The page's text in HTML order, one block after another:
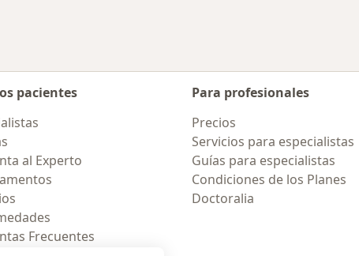
pacientes
al Experto
Frecuentes
Para profesionales
Precios
Servicios para especialistas
Guías para especialistas
Condiciones de los Planes
Doctoralia